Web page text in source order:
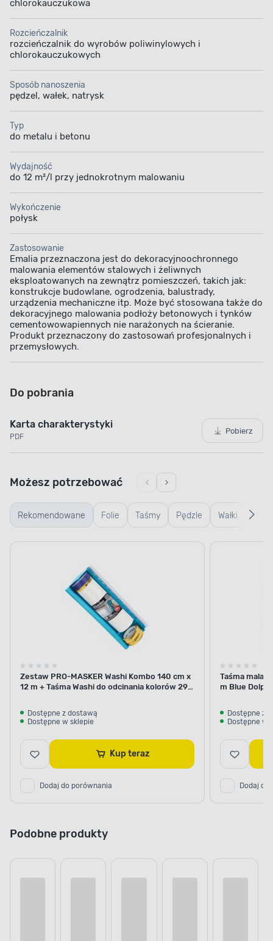
chlorokauczukowa
Rozcieńczalnik
rozcieńczalnik do wyrobów poliwinylowych i
chlorokauczukowych
Sposób nanoszenia
pędzel, wałek, natrysk
Typ
do metalu i betonu
Wydajność
do 12 m²/l przy jednokrotnym malowaniu
Wykończenie
połysk
Zastosowanie
Emalia przeznaczona jest do dekoracyjno­ochronnego
malowania elementów stalowych i żeliwnych
eksploatowanych na zewnątrz pomieszczeń, takich jak:
konstrukcje budowlane, ogrodzenia, balustrady,
urządzenia mechaniczne itp. Może być stosowana także do
dekoracyjnego malowania podłoży betonowych i tynków
cementowo­wapiennych nie narażonych na ścieranie.
Produkt przeznaczony do zastosowań profesjonalnych i
przemysłowych.
Do pobrania
Karta charakterystyki
PDF
Pobierz
Rekomendowane Folie Taśmy Pędzle Wałki
Możesz potrzebować
Zestaw PRO-MASKER Washi Kombo 140 cm x
12 m + Taśma Washi do odcinania kolorów 29
Dostępne z dostawą
Dostępne w sklepie
Kup teraz
Dodaj do porównania
Taśma
m Blue
Dostępne z
Dostępne w
Dodaj do
Podobne produkty